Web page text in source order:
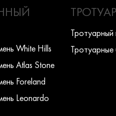
White Hills
Atlas Stone
Foreland
Leonardo
Тротуарный